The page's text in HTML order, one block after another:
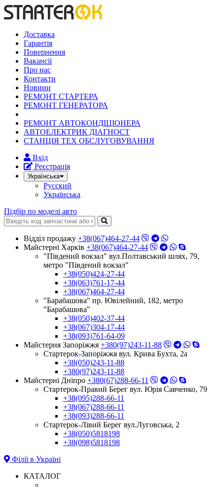
Доставка
Гарантія
Повернення
Вакансії
Про нас
Контакти
Новини
РЕМОНТ СТАРТЕРА
РЕМОНТ ГЕНЕРАТОРА
РЕМОНТ АВТОКОНДІЦІОНЕРА
АВТОЕЛЕКТРИК ДІАГНОСТ
СТАНЦІЯ ТЕХ ОБСЛУГОВУВАННЯ
Вхід
Реєстрація
Українська
Русский
Українська
Підбір по моделі авто
Відділ продажу +38(067)464-27-44
Майстерні Харків +38(067)464-27-44
"Південий вокзал" вул.Полтавський шлях, 79,
метро "Південий вокзал"
+38(050)424-27-44
+38(063)761-17-44
+38(067)464-27-44
"Барабашова" пр. Ювілейний, 182, метро
"Барабашова"
+38(050)402-37-44
+38(067)304-17-44
+38(093)761-64-09
Майстерня Запоріжжя +380(97)243-11-88
Стартерок-Запоріжжя вул. Крива Бухта, 2а
+38(050)243-11-88
+380(97)243-11-88
Майстерні Днiпро +380(67)288-66-11
Стартерок-Правий Берег вул. Юрія Савченко, 79
+38(095)288-66-11
+38(067)288-66-11
+38(093)288-66-11
Стартерок-Лівий Берег вул.Луговська, 2
+38(050)5818198
+38(098)5818198
Філії в Україні
КАТАЛОГ